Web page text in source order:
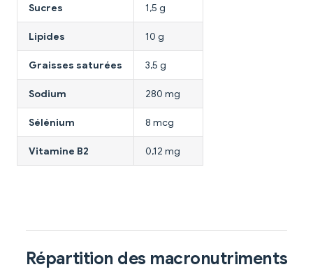
Sucres 1,5 g
Lipides 10 g
Graisses saturées 3,5 g
Sodium 280 mg
Sélénium 8 mcg
Vitamine B2 0,12 mg
Répartition des macronutriments